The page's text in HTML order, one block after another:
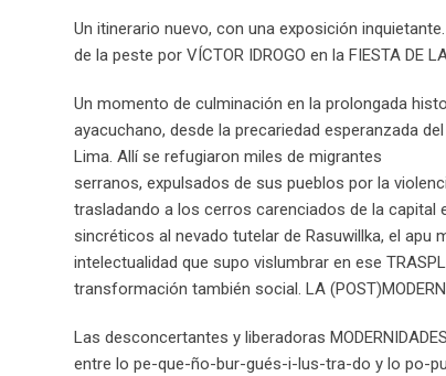
Un itinerario nuevo, con una exposición
de la peste por VÍCTOR IDROGO en la FIESTA DE
Un momento de culminación en la prolongada
ayacuchano, desde la precariedad esperanzada
Lima. Allí se refugiaron miles de migrantes
serranos, expulsados de sus pueblos por la
trasladando a los cerros carenciados de la capital
sincréticos al nevado tutelar de Rasuwillka, el
intelectualidad que supo vislumbrar en ese
transformación también social. LA
Las desconcertantes y liberadoras
entre lo pe-que-ño-bur-gués-i-lus-tra-do y lo po-